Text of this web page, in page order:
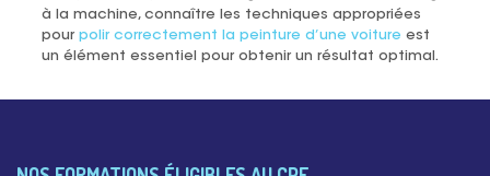
à la machine, connaître les techniques appropriées
pour polir correctement la peinture d’une voiture est
un élément essentiel pour obtenir un résultat optimal.